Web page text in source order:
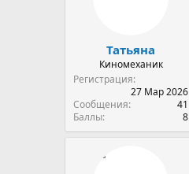
Татьяна
Киномеханик
Регистрация
27 Мар 2026
Сообщения
41
Баллы
8